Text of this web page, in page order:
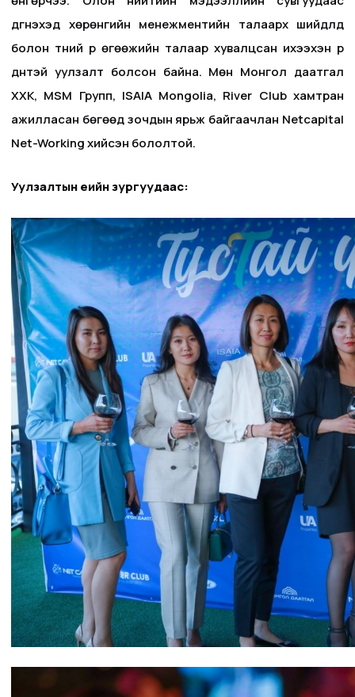
дүгнэхэд хөрөнгийн менежментийн талаарх шийдлүүд
болон түүний үр өгөөжийн талаар хувалцсан ихээхэн үр
дүнтэй уулзалт болсон байна. Мөн Монгол даатгал
ХХК, MSM Групп, ISAIA Mongolia, River Club хамтран
ажилласан бөгөөд зочдын ярьж байгаачлан Netcapital
Net-Working хийсэн бололтой.
Уулзалтын үеийн зургуудаас: